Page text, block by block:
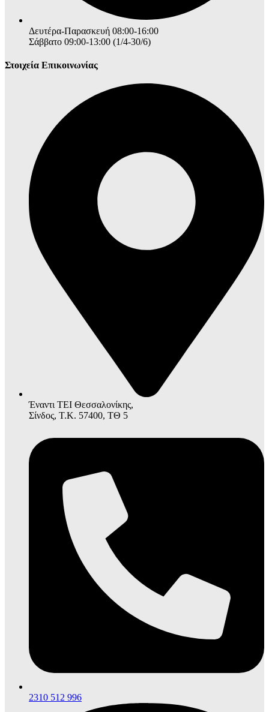
Δευτέρα-Παρασκευή 08:00-16:00
Σάββατο 09:00-13:00 (1/4-30/6)
Στοιχεία Επικοινωνίας
Έναντι ΤΕΙ Θεσσαλονίκης,
Σίνδος, Τ.Κ. 57400, ΤΘ 5
2310 512 996